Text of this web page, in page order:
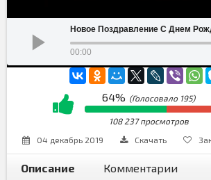
Новое Поздравление С Днем
00:00
64% (Голосовало 195)
108 237 просмотров
04 декабрь 2019
Скачать
Описание Комментарии